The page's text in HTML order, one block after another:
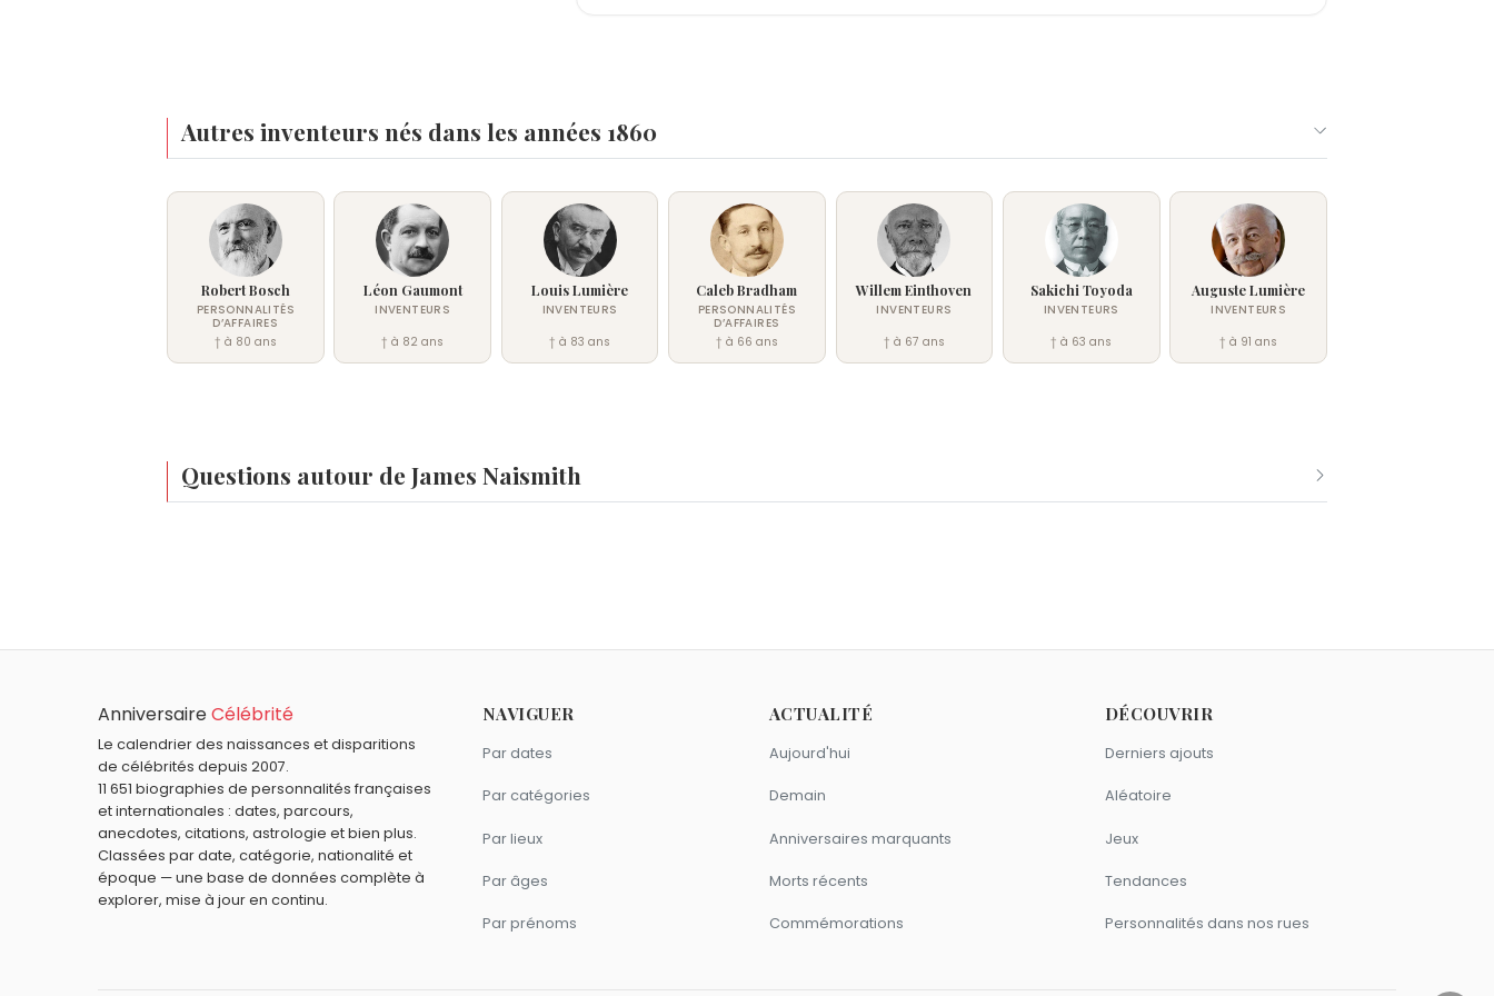
Autres inventeurs nés dans les années 1860
Robert Bosch
PERSONNALITÉS
D’AFFAIRES
† à 80 ans
Léon Gaumont
INVENTEURS
† à 82 ans
Louis Lumière
INVENTEURS
† à 83 ans
Caleb Bradham
PERSONNALITÉS
D’AFFAIRES
† à 66 ans
Willem Einthoven
INVENTEURS
† à 67 ans
Sakichi Toyoda
INVENTEURS
† à 63 ans
Auguste Lumière
INVENTEURS
† à 91 ans
Questions autour de James Naismith
Adolphe Sax,Nicolas Appert Jack Kilbysont du signe Scorpion.
AnniversaireCélébrité
Le calendrier des naissances et disparitions
de célébrités depuis 2007.
11 651 biographies de personnalités françaises
et internationales : dates, parcours,
anecdotes, citations, astrologie et bien plus.
Classées par date, catégorie, nationalité et
époque — une base de données complète à
explorer, mise à jour en continu.
NAVIGUER
Par dates
Par catégories
Par lieux
Par âges
Par prénoms
ACTUALITÉ
Aujourd'hui
Demain
Anniversaires marquants
Morts récents
Commémorations
DÉCOUVRIR
Derniers ajouts
Aléatoire
Jeux
Tendances
Personnalités dans nos rues